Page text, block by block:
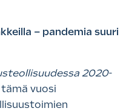
– pandemia suuri
2020-
vuosi